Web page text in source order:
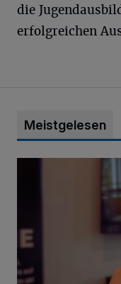
die
erfolgreichen
Meistgelesen
Psychothriller und